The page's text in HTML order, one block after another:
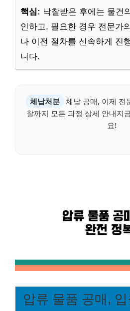
핵심: 낙찰받은 후에는 물건
인하고, 필요한 경우 전문가
나 이전 절차를 신속하게 진
니다.
체납처분 체납 공매, 이제 전
찰까지 모든 과정 상세 안내지
요!
압류 물품 공매,